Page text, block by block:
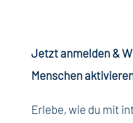
Jetzt anmelden &
Menschen
Erlebe, wie du mit